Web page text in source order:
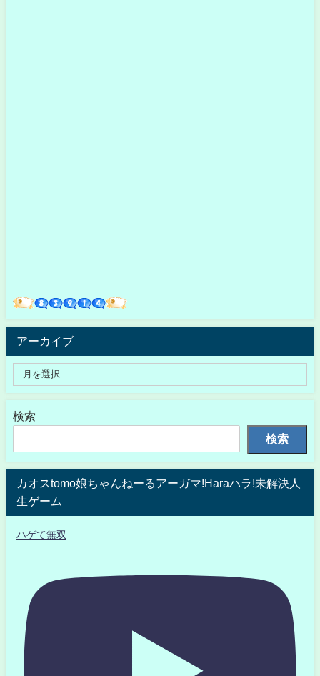
アーカイブ
検索
検索
カオスtomo娘ちゃんねーるアーガマ!Haraハラ!未解決人
生ゲーム
ハゲて無双